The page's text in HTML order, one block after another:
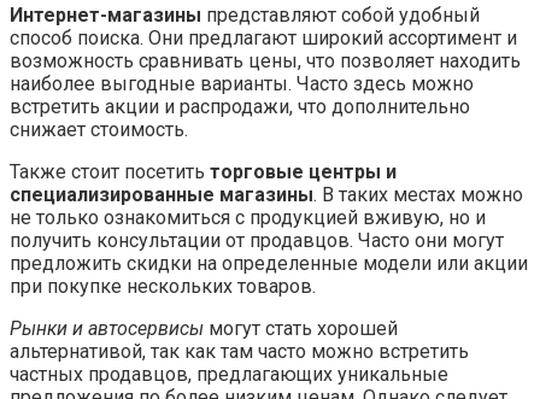
Интернет-магазины представляют собой удобный
способ поиска. Они предлагают широкий ассортимент и
возможность сравнивать цены, что позволяет находить
наиболее выгодные варианты. Часто здесь можно
встретить акции и распродажи, что дополнительно
снижает стоимость.
Также стоит посетить торговые центры и
специализированные магазины. В таких местах можно
не только ознакомиться с продукцией вживую, но и
получить консультации от продавцов. Часто они могут
предложить скидки на определенные модели или акции
при покупке нескольких товаров.
Рынки и автосервисы могут стать хорошей
альтернативой, так как там часто можно встретить
частных продавцов, предлагающих уникальные